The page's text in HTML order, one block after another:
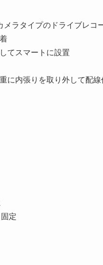
ラタイプのドライブレコ
てスマートに設置
に内張りを取り外して配
定